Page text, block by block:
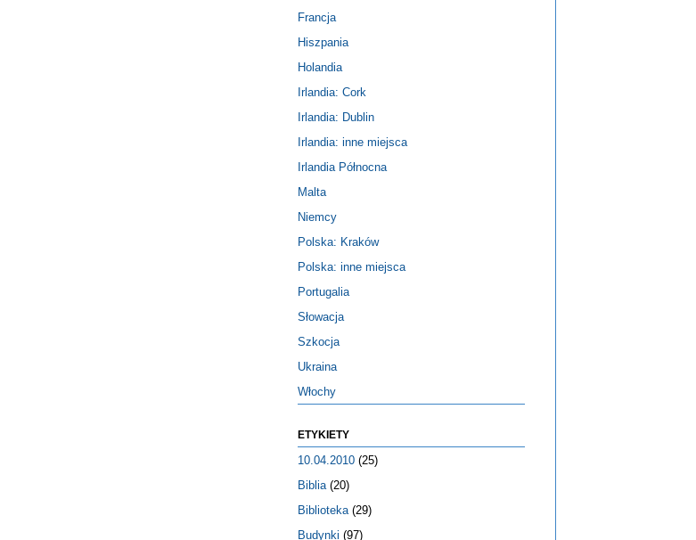
Francja
Hiszpania
Holandia
Irlandia: Cork
Irlandia: Dublin
Irlandia: inne miejsca
Irlandia Północna
Malta
Niemcy
Polska: Kraków
Polska: inne miejsca
Portugalia
Słowacja
Szkocja
Ukraina
Włochy
ETYKIETY
10.04.2010 (25)
Biblia (20)
Biblioteka (29)
Budynki (97)